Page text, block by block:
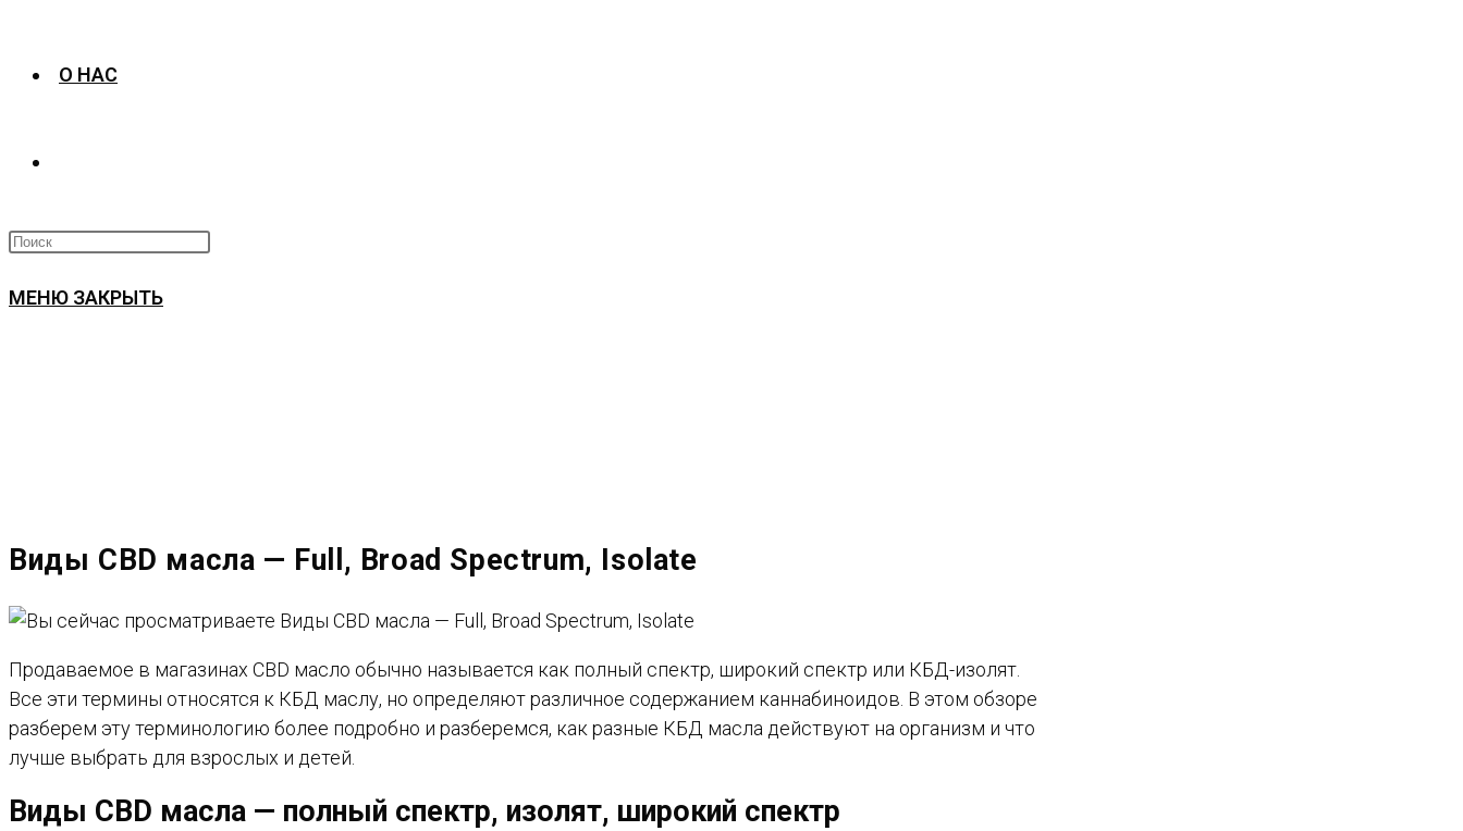
О НАС
ПОИСК
МЕНЮ ЗАКРЫТЬ
Виды CBD масла — Full, Broad Spectrum, Isolate
Продаваемое в магазинах CBD масло обычно называется как полный спектр, широкий спектр или КБД-изолят.
Все эти термины относятся к КБД маслу, но определяют различное содержанием каннабиноидов. В этом обзоре
разберем эту терминологию более подробно и разберемся, как разные КБД масла действуют на организм и что
лучше выбрать для взрослых и детей.
Виды CBD масла — полный спектр, изолят, широкий спектр